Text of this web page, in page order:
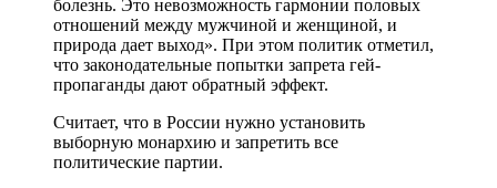
болезнь. Это невозможность гармонии половых
отношений между мужчиной и женщиной, и
природа дает выход». При этом политик отметил,
что законодательные попытки запрета гей-
пропаганды дают обратный эффект.
Считает, что в России нужно установить
выборную монархию и запретить все
политические партии.